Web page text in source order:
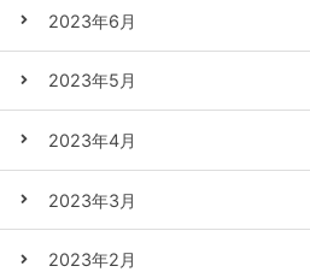
2023年6月
2023年5月
2023年4月
2023年3月
2023年2月